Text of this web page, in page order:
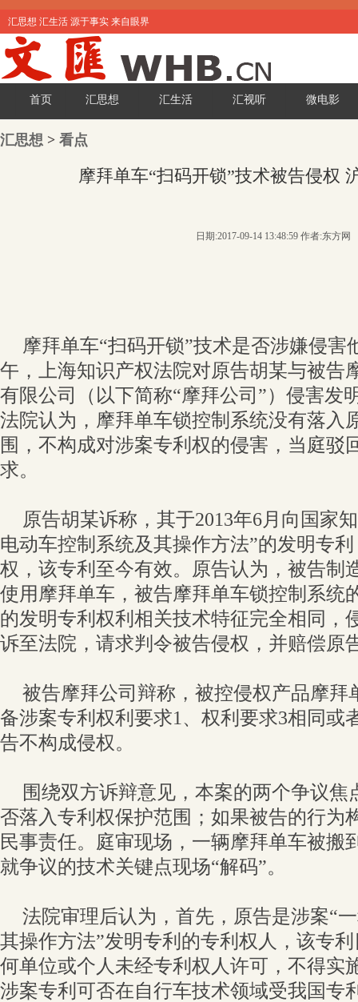
汇思想 汇生活 源于事实 来自眼界
首页 汇思想 汇生活 汇视听 微电影
汇思想 > 看点
摩拜单车“扫码开锁”技术被告侵权
日期:2017-09-14 13:48:59 作者:东方网
摩拜单车“扫码开锁”技术是否涉嫌侵害
午，上海知识产权法院对原告胡某与被告
有限公司（以下简称“摩拜公司”）侵害发
法院认为，摩拜单车锁控制系统没有落入
围，不构成对涉案专利权的侵害，当庭驳
求。
原告胡某诉称，其于2013年6月向国家
电动车控制系统及其操作方法”的发明专
权，该专利至今有效。原告认为，被告制
使用摩拜单车，被告摩拜单车锁控制系统
的发明专利权利相关技术特征完全相同，
诉至法院，请求判令被告侵权，并赔偿原
被告摩拜公司辩称，被控侵权产品摩拜
备涉案专利权利要求1、权利要求3相同或
告不构成侵权。
围绕双方诉辩意见，本案的两个争议焦
否落入专利权保护范围；如果被告的行为
民事责任。庭审现场，一辆摩拜单车被搬
就争议的技术关键点现场“解码”。
法院审理后认为，首先，原告是涉案“
其操作方法”发明专利的专利权人，该专
何单位或个人未经专利权人许可，不得实
涉案专利可否在自行车技术领域受我国专